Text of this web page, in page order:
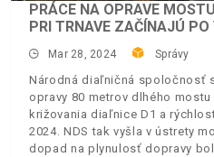
PRÁCE NA OPRAVE
PRI TRNAVE ZAČÍNAJÚ PO
Mar 28, 2024 Správy
Národná diaľničná spoločnosť
opravy 80 metrov dlhého
križovania diaľnice D1 a
2024. NDS tak vyšla v ústrety
dopad na plynulosť dopravy